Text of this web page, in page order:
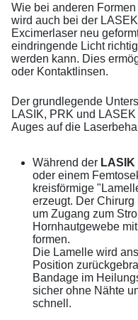
Wie bei anderen Formen
wird auch bei der
Excimerlaser neu
eindringende Licht
werden kann. Dies
oder Kontaktlinsen.
Der grundlegende
LASIK, PRK und
Auges auf die
Während der LASIK
oder einem
kreisförmige
erzeugt. Der
um Zugang zum
Hornhautgewebe
formen.
Die Lamelle wird
Position
Bandage im
sicher ohne Nähte
schnell.